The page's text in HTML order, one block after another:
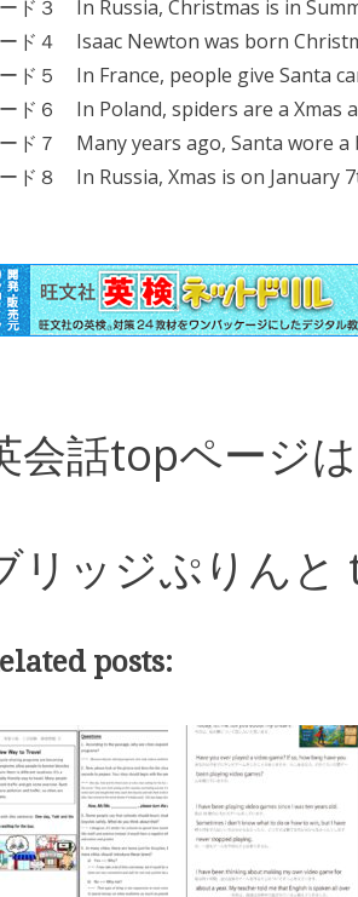
ド３ In Russia, Christmas is in
ド４ Isaac Newton was born
ド５ In France, people give Santa
ド６ In Poland, spiders are a Xmas
ド７ Many years ago, Santa wore a
ド８ In Russia, Xmas is on January
会話topページは
リッジぷりんと
posts: